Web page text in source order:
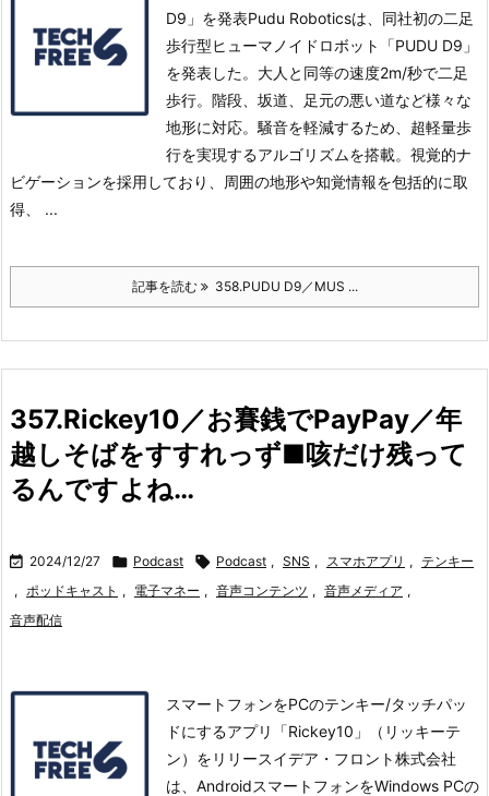
D9」を発表Pudu Roboticsは、同社初の二足
歩行型ヒューマノイドロボット「PUDU D9」
を発表した。 大人と同等の速度2m/秒で二足
歩行。 階段、坂道、足元の悪い道など様々な
地形に対応。 騒音を軽減するため、超軽量歩
行を実現するアルゴリズムを搭載。 視覚的ナ
ビゲーションを採用しており、周囲の地形や知覚情報を包括的に取
得、 ...
記事を読む 358.PUDU D9／MUS ...
357.Rickey10／お賽銭でPayPay／年
越しそばをすすれっず■咳だけ残って
るんですよね…
 2024/12/27  Podcast  Podcast , SNS , スマホアプリ , テンキー
, ポッドキャスト , 電子マネー , 音声コンテンツ , 音声メディア ,
音声配信
スマートフォンをPCのテンキー/タッチパッ
ドにするアプリ「Rickey10」（リッキーテ
ン）をリリースイデア・フロント株式会社
は、AndroidスマートフォンをWindows PCの